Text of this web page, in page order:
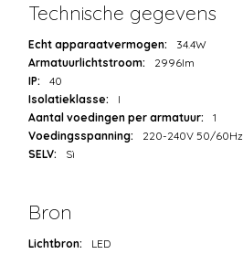
Technische gegevens
Echt apparaatvermogen:
34.4W
Armatuurlichtstroom:
2996lm
IP:
40
Isolatieklasse:
I
Aantal voedingen per armatuur:
1
Voedingsspanning:
220-240V 50/60Hz
SELV:
Sì
Bron
Lichtbron:
LED